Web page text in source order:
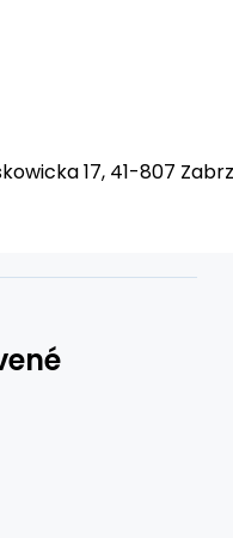
17, 41-807